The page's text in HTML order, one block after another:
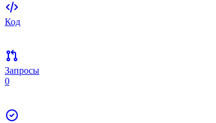
Код
Запросы
0